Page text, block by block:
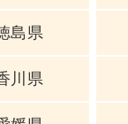
島県
川県